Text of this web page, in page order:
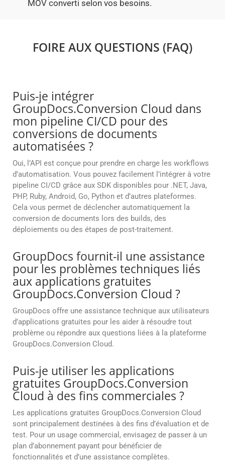
MOV converti selon vos besoins.
FOIRE AUX QUESTIONS (FAQ)
Puis-je intégrer
GroupDocs.Conversion Cloud dans
mon pipeline CI/CD pour des
conversions de documents
automatisées ?
Oui, l’API est conçue pour prendre en charge les workflows
d’automatisation. Vous pouvez facilement l’intégrer à votre
pipeline CI/CD grâce aux SDK disponibles pour .NET, Java,
PHP, Ruby, Android, Go, Python et d’autres plateformes.
Cela vous permet de déclencher automatiquement la
conversion de documents lors des builds, des
déploiements ou des étapes de post-traitement.
GroupDocs fournit-il une assistance
pour les problèmes techniques liés
aux applications gratuites
GroupDocs.Conversion Cloud ?
GroupDocs offre une assistance technique aux utilisateurs
d’applications gratuites pour les aider à résoudre tout
problème ou répondre aux questions liées à la plateforme
GroupDocs.Conversion Cloud.
Puis-je utiliser les applications
gratuites GroupDocs.Conversion
Cloud à des fins commerciales ?
Les applications gratuites GroupDocs.Conversion Cloud
sont principalement destinées à des fins d’évaluation et de
test. Pour un usage commercial, envisagez de passer à un
plan d’abonnement payant pour bénéficier de
fonctionnalités et d’une assistance complètes.